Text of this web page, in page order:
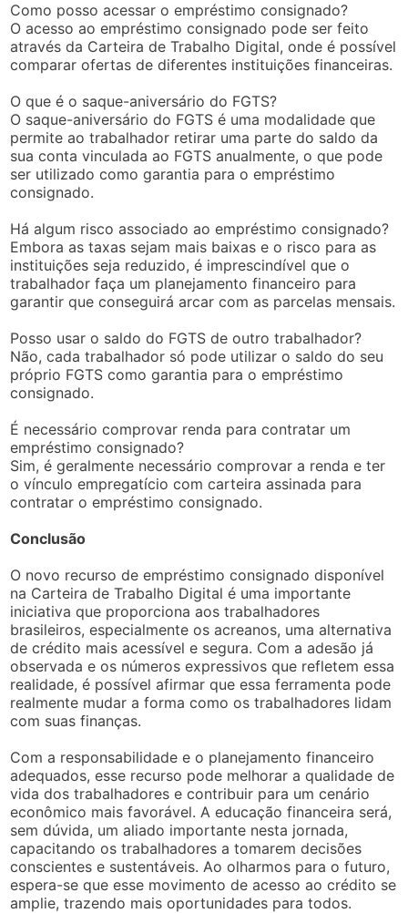
Como posso acessar o empréstimo consignado?
O acesso ao empréstimo consignado pode ser feito
através da Carteira de Trabalho Digital, onde é possível
comparar ofertas de diferentes instituições financeiras.
O que é o saque-aniversário do FGTS?
O saque-aniversário do FGTS é uma modalidade que
permite ao trabalhador retirar uma parte do saldo da
sua conta vinculada ao FGTS anualmente, o que pode
ser utilizado como garantia para o empréstimo
consignado.
Há algum risco associado ao empréstimo consignado?
Embora as taxas sejam mais baixas e o risco para as
instituições seja reduzido, é imprescindível que o
trabalhador faça um planejamento financeiro para
garantir que conseguirá arcar com as parcelas mensais.
Posso usar o saldo do FGTS de outro trabalhador?
Não, cada trabalhador só pode utilizar o saldo do seu
próprio FGTS como garantia para o empréstimo
consignado.
É necessário comprovar renda para contratar um
empréstimo consignado?
Sim, é geralmente necessário comprovar a renda e ter
o vínculo empregatício com carteira assinada para
contratar o empréstimo consignado.
Conclusão
O novo recurso de empréstimo consignado disponível
na Carteira de Trabalho Digital é uma importante
iniciativa que proporciona aos trabalhadores
brasileiros, especialmente os acreanos, uma alternativa
de crédito mais acessível e segura. Com a adesão já
observada e os números expressivos que refletem essa
realidade, é possível afirmar que essa ferramenta pode
realmente mudar a forma como os trabalhadores lidam
com suas finanças.
Com a responsabilidade e o planejamento financeiro
adequados, esse recurso pode melhorar a qualidade de
vida dos trabalhadores e contribuir para um cenário
econômico mais favorável. A educação financeira será,
sem dúvida, um aliado importante nesta jornada,
capacitando os trabalhadores a tomarem decisões
conscientes e sustentáveis. Ao olharmos para o futuro,
espera-se que esse movimento de acesso ao crédito se
amplie, trazendo mais oportunidades para todos.